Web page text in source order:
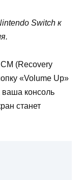
Switch к
(Recovery
«Volume Up»
ваша консоль
станет